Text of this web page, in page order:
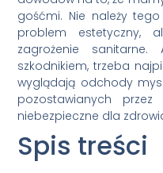
gośćmi. Nie należy
problem estetyczny,
zagrożenie
szkodnikiem, trzeba
wyglądają odchody
pozostawianych
niebezpieczne dla
Spis treści